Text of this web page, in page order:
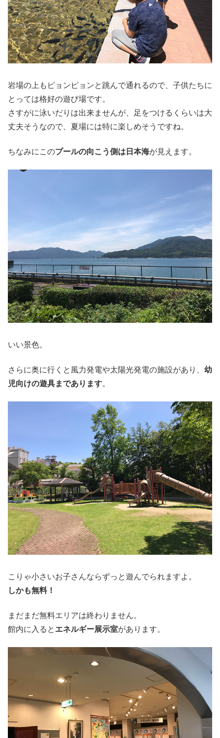
岩場の上もピョンピョンと跳んで通れるので、子供たちに
とっては格好の遊び場です。
さすがに泳いだりは出来ませんが、足をつけるくらいは大
丈夫そうなので、夏場には特に楽しめそうですね。
ちなみにこのプールの向こう側は日本海が見えます。
いい景色。
さらに奥に行くと風力発電や太陽光発電の施設があり、 幼
児向けの遊具まであります。
こりゃ小さいお子さんならずっと遊んでられますよ。
しかも無料！
まだまだ無料エリアは終わりません。
館内に入ると エネルギー展示室があります。